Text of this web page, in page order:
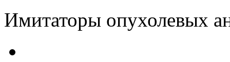
Имитаторы опухолевых